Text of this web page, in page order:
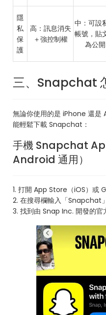
隱
私
保
護
高：訊息消失
＋強控制權
中：可設
帳號，貼
為公開
三、Snapchat
無論你使用的是 iPhone 還是
能輕鬆下載 Snapchat：
手機 Snapchat
Android 通用）
1. 打開 App Store（iOS）或
2. 在搜尋欄輸入「Snapchat」
3. 找到由 Snap Inc. 開發的官